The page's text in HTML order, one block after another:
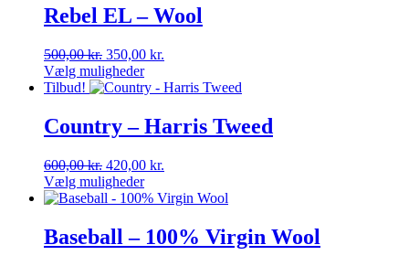
900,00 kr..630,00 kr..
har
flere
Mulighederne
kan
vælges
varesiden
Rebel EL – Wool
500,00kr. Den
oprindelige
pris
500,00 kr..
350,00 kr.
pris
350,00 kr..
Vælg muligheder
Dette
har
flere
Mulighederne
kan
vælges
varesiden
Tilbud!
Country – Harris Tweed
600,00kr. Den
oprindelige
pris
600,00 kr..
420,00 kr.
pris
420,00 kr..
Vælg muligheder
Dette
har
flere
Baseball – 100% Virgin Wool